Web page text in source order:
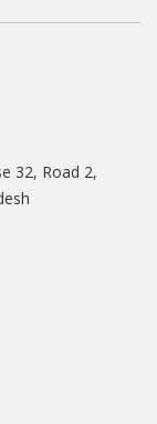
32, Road 2,